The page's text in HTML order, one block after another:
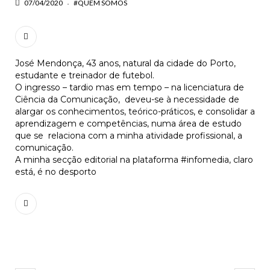
07/04/2020
#QUEM SOMOS
José Mendonça, 43 anos, natural da cidade do Porto,
estudante e treinador de futebol.
O ingresso – tardio mas em tempo – na licenciatura de
Ciência da Comunicação, deveu-se à necessidade de
alargar os conhecimentos, teórico-práticos, e consolidar a
aprendizagem e competências, numa área de estudo
que se relaciona com a minha atividade profissional, a
comunicação.
A minha secção editorial na plataforma #infomedia, claro
está, é no desporto